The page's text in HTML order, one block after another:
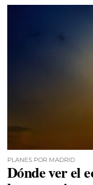
PLANES POR MADRID
Dónde ver el